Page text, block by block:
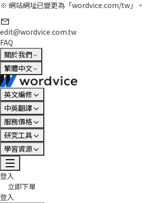
※ 網站網址已變更為「wordvice.com/tw」。
edit@wordvice.com.tw
FAQ
關於我們
繁體中文
英文編修
中英翻譯
服務價格
研究工具
學習資源
登入
立即下單
登入